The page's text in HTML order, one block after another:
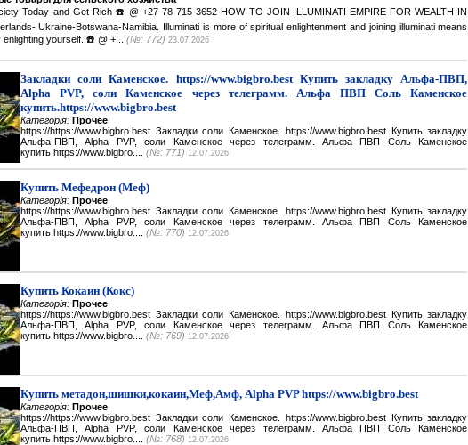
Today and Get Rich ☎️ @ +27-78-715-3652 HOW TO JOIN ILLUMINATI EMPIRE FOR WEALTH IN
Ukraine-Botswana-Namibia. Illuminati is more of spiritual enlightenment and joining illuminati means
yourself. ☎️ @ +... (№: 772) 23.07.2026
Закладки соли Каменское. https://www.bigbro.best Купить закладку Альфа-ПВП,
Alpha PVP, соли Каменское через телеграмм. Альфа ПВП Соль Каменское
купить.https://www.bigbro.best
Категорія: Прочее
https://https://www.bigbro.best Закладки соли Каменское. https://www.bigbro.best Купить закладку
Альфа-ПВП, Alpha PVP, соли Каменское через телеграмм. Альфа ПВП Соль Каменское
купить.https://www.bigbro.... (№: 771) 12.07.2026
Купить Мефедрон (Меф)
Категорія: Прочее
https://https://www.bigbro.best Закладки соли Каменское. https://www.bigbro.best Купить закладку
Альфа-ПВП, Alpha PVP, соли Каменское через телеграмм. Альфа ПВП Соль Каменское
купить.https://www.bigbro.... (№: 770) 12.07.2026
Купить Кокаин (Кокс)
Категорія: Прочее
https://https://www.bigbro.best Закладки соли Каменское. https://www.bigbro.best Купить закладку
Альфа-ПВП, Alpha PVP, соли Каменское через телеграмм. Альфа ПВП Соль Каменское
купить.https://www.bigbro.... (№: 769) 12.07.2026
Купить метадон,шишки,кокаин,Меф,Амф, Alpha PVP https://www.bigbro.best
Категорія: Прочее
https://https://www.bigbro.best Закладки соли Каменское. https://www.bigbro.best Купить закладку
Альфа-ПВП, Alpha PVP, соли Каменское через телеграмм. Альфа ПВП Соль Каменское
купить.https://www.bigbro.... (№: 768) 12.07.2026